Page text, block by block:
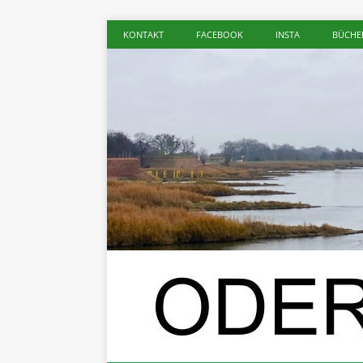
KONTAKT FACEBOOK INSTA